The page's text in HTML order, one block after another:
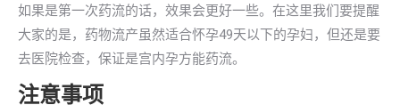
如果是第一次药流的话，效果会更好一些。在这里我们要提醒
大家的是，药物流产虽然适合怀孕49天以下的孕妇，但还是要
去医院检查，保证是宫内孕方能药流。
注意事项